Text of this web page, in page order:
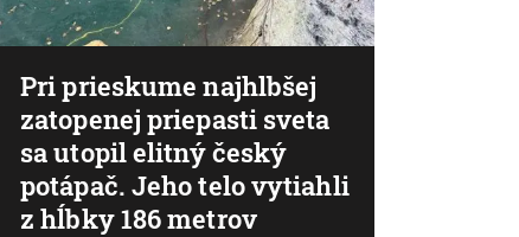
Pri prieskume najhlbšej
zatopenej priepasti sveta
sa utopil elitný český
potápač. Jeho telo vytiahli
z hĺbky 186 metrov